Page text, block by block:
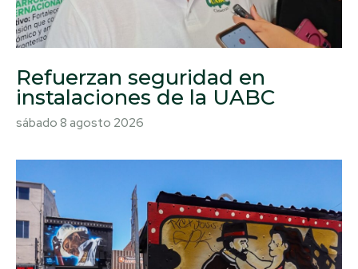
Refuerzan seguridad en
instalaciones de la UABC
sábado 8 agosto 2026